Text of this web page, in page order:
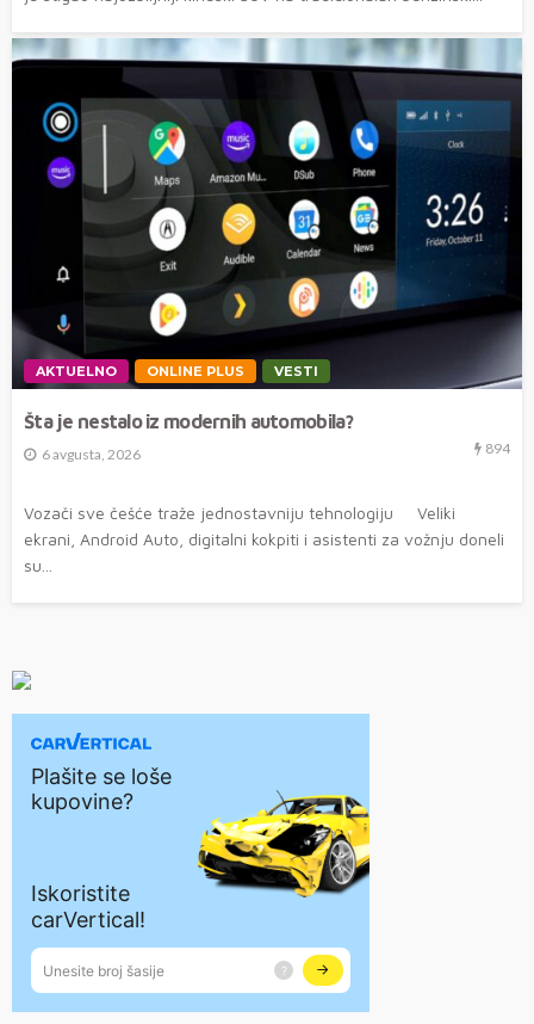
AKTUELNO ONLINE PLUS VESTI
Šta je nestalo iz modernih automobila?
6 avgusta, 2026 894
Vozači sve češće traže jednostavniju tehnologiju Veliki
ekrani, Android Auto, digitalni kokpiti i asistenti za vožnju doneli
su...